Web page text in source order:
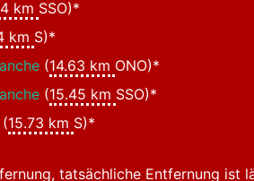
km SSO)*
km S)*
(14.63 km ONO)*
(15.45 km SSO)*
(15.73 km S)*
tatsächliche Entfernung ist